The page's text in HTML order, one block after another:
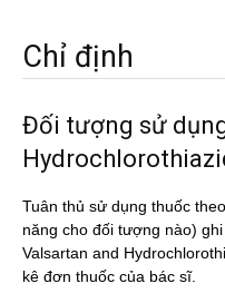
Chỉ định
Đối tượng sử
Tuân thủ sử dụng thuốc
năng cho đối tượng nào)
Valsartan and
kê đơn thuốc của bác sĩ.